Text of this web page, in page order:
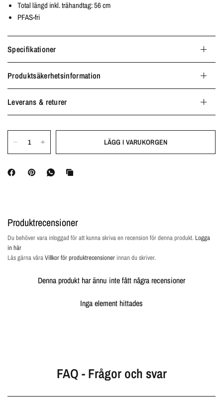
Total längd inkl. trähandtag: 56 cm
PFAS-fri
Specifikationer
Produktsäkerhetsinformation
Leverans & returer
LÄGG I VARUKORGEN
Produktrecensioner
Du behöver vara inloggad för att kunna skriva en recension för denna produkt. Logga
in här
Läs gärna våraVillkor för produktrecensioner innan du skriver.
Denna produkt har ännu inte fått några recensioner
Inga element hittades
FAQ - Frågor och svar